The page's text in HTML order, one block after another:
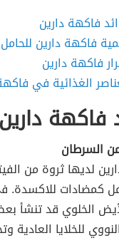
فاكهة دارين
فاكهة دارين للحامل
فاكهة دارين
الغذائية في
فاكهة دارين
السرطان
لديها ثروة من
كمضادات للاكسدة.
الخلوي قد تنشأ
للخلايا العادية